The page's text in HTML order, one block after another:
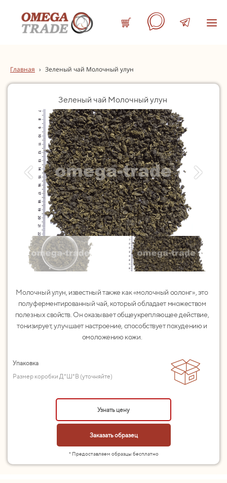
Главная › Зеленый чай Молочный улун
Зеленый чай Молочный улун
Молочный улун, известный также как «молочный оолонг», это
полуферментированный чай, который обладает множеством
полезных свойств. Он оказывает общеукрепляющее действие,
тонизирует, улучшает настроение, способствует похудению и
омоложению кожи.
Упаковка
Размер коробки Д*Ш*В (уточняйте)
Узнать цену
Заказать образец
* Предоставляем образцы бесплатно